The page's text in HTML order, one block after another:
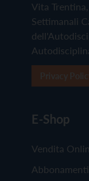
Vita
Settimanali
E-Shop
Vendita
Abbonamenti